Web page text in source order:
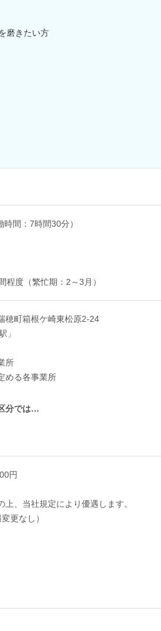
磨きたい方
間：7時間30分）
程度（繁忙期：2～3月）
穂町箱根ケ崎東松原2-24
」
所
める各事業所
分では…
円
、当社規定により優遇します。
更なし）